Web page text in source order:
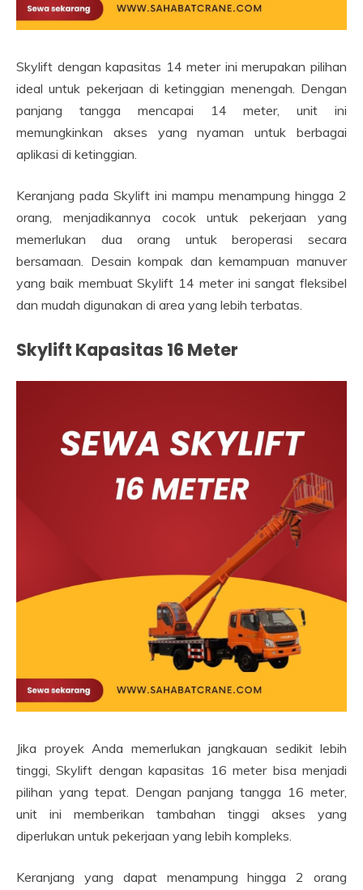
Skylift dengan kapasitas 14 meter ini merupakan pilihan
ideal untuk pekerjaan di ketinggian menengah. Dengan
panjang tangga mencapai 14 meter, unit ini
memungkinkan akses yang nyaman untuk berbagai
aplikasi di ketinggian.
Keranjang pada Skylift ini mampu menampung hingga 2
orang, menjadikannya cocok untuk pekerjaan yang
memerlukan dua orang untuk beroperasi secara
bersamaan. Desain kompak dan kemampuan manuver
yang baik membuat Skylift 14 meter ini sangat fleksibel
dan mudah digunakan di area yang lebih terbatas.
Skylift Kapasitas 16 Meter
Jika proyek Anda memerlukan jangkauan sedikit lebih
tinggi, Skylift dengan kapasitas 16 meter bisa menjadi
pilihan yang tepat. Dengan panjang tangga 16 meter,
unit ini memberikan tambahan tinggi akses yang
diperlukan untuk pekerjaan yang lebih kompleks.
Keranjang yang dapat menampung hingga 2 orang